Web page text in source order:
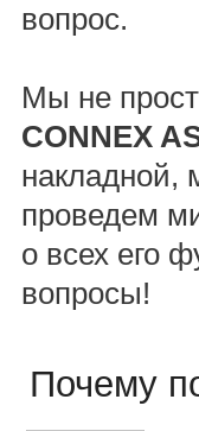
вопрос.
Мы не
CONNEX
накладной,
проведем
о всех его
вопросы!
Почему